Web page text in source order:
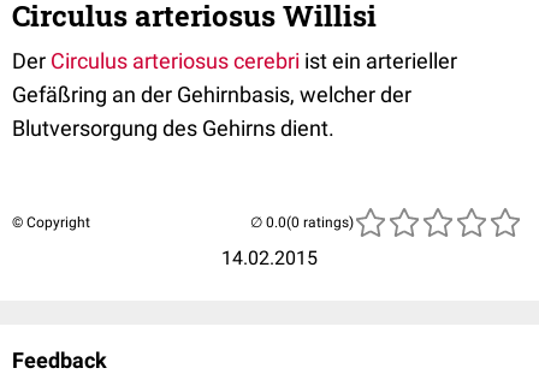
Circulus arteriosus Willisi
Der Circulus arteriosus cerebri ist ein arterieller
Gefäßring an der Gehirnbasis, welcher der
Blutversorgung des Gehirnsdient.
© Copyright
14.02.2015
(0 ratings)
Feedback